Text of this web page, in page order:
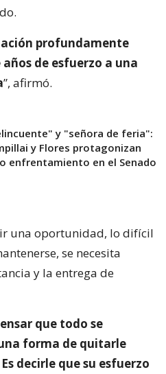
profundamente
de esfuerzo a una
”, afirmó.
y "señora de feria":
y Flores protagonizan
enfrentamiento en el Senado
una oportunidad, lo difícil
se necesita
y la entrega de
que todo se
forma de quitarle
decirle que su esfuerzo